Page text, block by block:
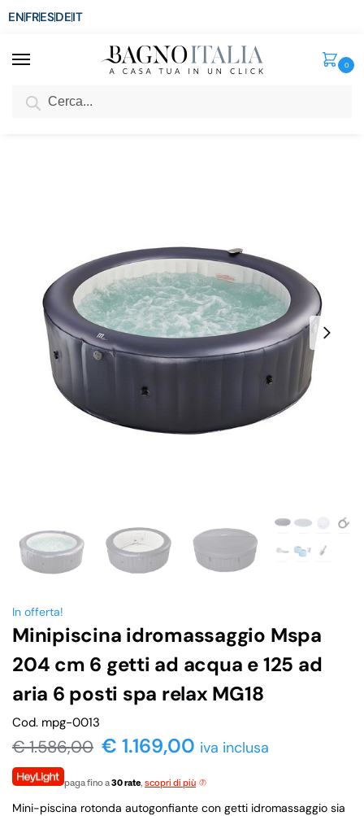
ENFRESDEIT
0
SCONTO del 3%
In offerta!
Minipiscina idromassaggio Mspa
204 cm 6 getti ad acqua e 125 ad
aria 6 posti spa relax MG18
Cod. mpg-0013
€1.586,00 € 1.169,00 iva inclusa
paga fino a30 rate, scopri di più
Mini-piscina rotonda autogonfiante con getti idromassaggio sia